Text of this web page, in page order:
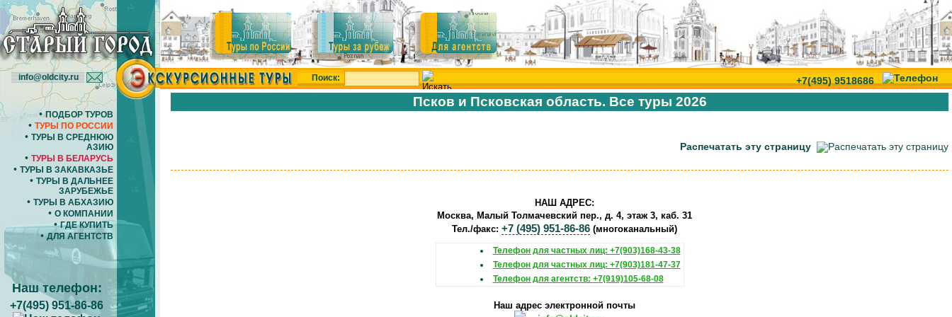
info@oldcity.ru
•ПОДБОР ТУРОВ
• ТУРЫ ПО РОССИИ
• ТУРЫ В СРЕДНЮЮ
АЗИЮ
• ТУРЫ В БЕЛАРУСЬ
• ТУРЫ В ЗАКАВКАЗЬЕ
• ТУРЫ В ДАЛЬНЕЕ
ЗАРУБЕЖЬЕ
• ТУРЫ В АБХАЗИЮ
• О КОМПАНИИ
•ГДЕ КУПИТЬ
• ДЛЯ АГЕНТСТВ
Наш телефон:
+7(495) 951-86-86
Поиск: +7(495) 9518686
Псков и Псковская область. Все туры 2026
Распечатать эту страницу
НАШ АДРЕС:
Москва, Малый Толмачевский пер., д. 4, этаж 3, каб. 31
Тел./факс: +7 (495) 951-86-86(многоканальный)
Телефон для частных лиц: +7(903)168-43-38
Телефон для частных лиц: +7(903)181-47-37
Телефон для агентств: +7(919)105-68-08
Наш адрес электронной почты